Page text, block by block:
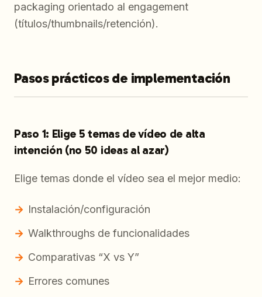
packaging orientado al engagement
(títulos/thumbnails/retención).
Pasos prácticos de implementación
Paso 1: Elige 5 temas de vídeo de alta
intención (no 50 ideas al azar)
Elige temas donde el vídeo sea el mejor medio:
Instalación/configuración
Walkthroughs de funcionalidades
Comparativas “X vs Y”
Errores comunes